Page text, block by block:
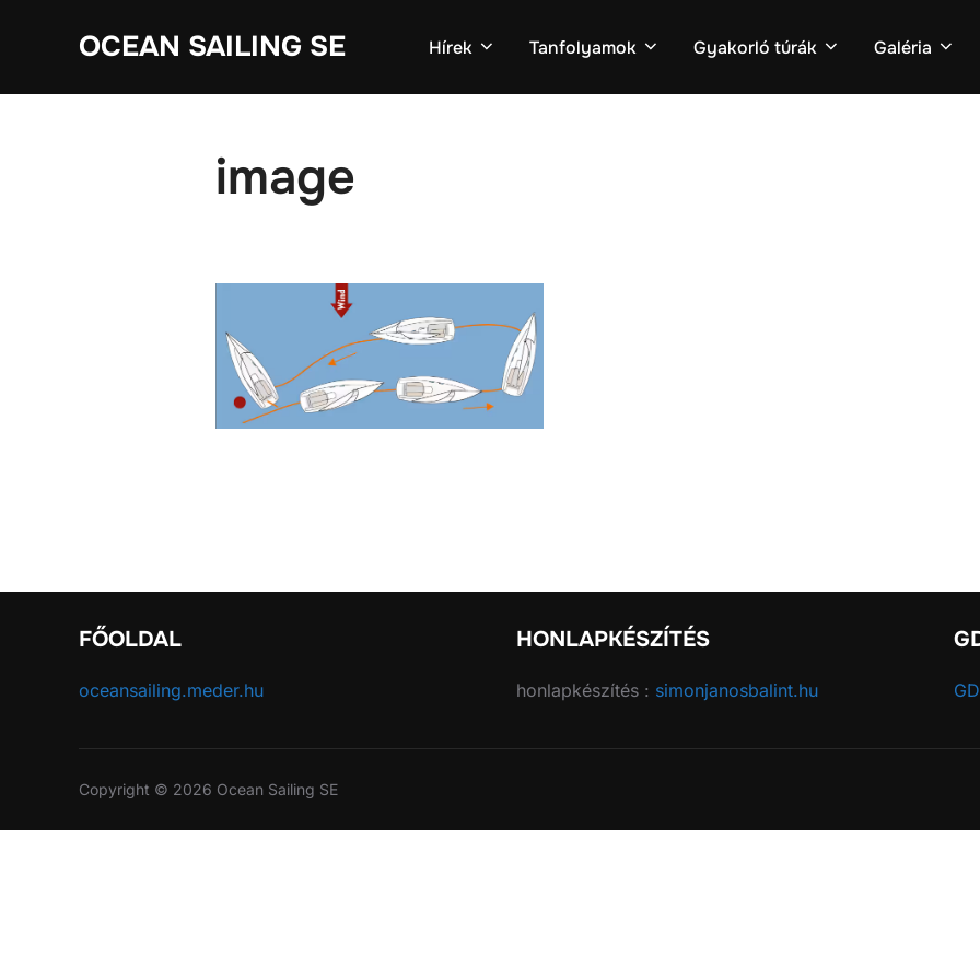
OCEAN SAILING SE Hírek Tanfolyamok Gyakorló túrák Galéria
image
FŐOLDAL
oceansailing.meder.hu
HONLAPKÉSZÍTÉS
honlapkészítés : simonjanosbalint.hu
Copyright © 2026 Ocean Sailing SE